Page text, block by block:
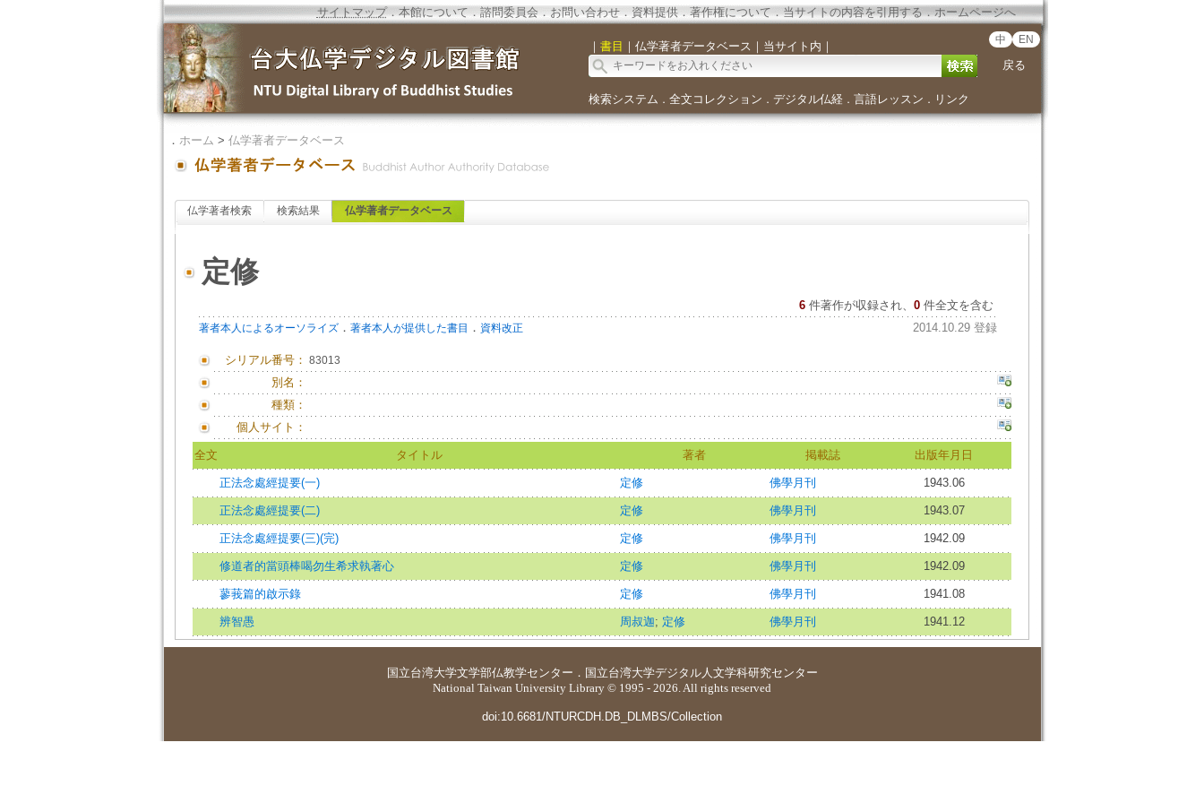
サイトマップ．本館について．諮問委員会． お問い合わせ． 資料提供．著作権について．当サイトの内容を引用する．ホームページへ
｜ 書目 ｜ 仏学著者データベース ｜ 当サイト内 ｜ 中 EN
戻る
検索システム ． 全文コレクション ． デジタル仏経． 言語レッスン ． リンク
． ホーム > 仏学著者データベース
仏学著者検索 検索結果 仏学著者データベース
定修
6 件著作が収録され、 0件全文を含む
著者本人によるオーソライズ． 著者本人が提供した書目 ． 資料改正 2014.10.29 登録
シリアル番号： 83013
別名：
種類：
個人サイト：
全文 タイトル 著者 掲載誌 出版年月日
正法念處經提要(一) 定修 佛學月刊 1943.06
正法念處經提要(二) 定修 佛學月刊 1943.07
正法念處經提要(三)(完) 定修 佛學月刊 1942.09
修道者的當頭棒喝勿生希求執著心 定修 佛學月刊 1942.09
蓼莪篇的啟示錄 定修 佛學月刊 1941.08
辨智愚 周叔迦; 定修 佛學月刊 1941.12
国立台湾大学文学部仏教学センター ． 国立台湾大学デジタル人文学科研究センター
National Taiwan University Library © 1995 - 2026. All rights reserved
doi:10.6681/NTURCDH.DB_DLMBS/Collection